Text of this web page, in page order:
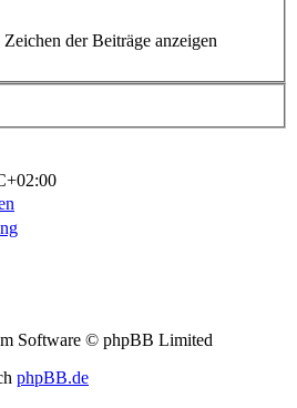
Zeichen der Beiträge anzeigen
Software © phpBB Limited
phpBB.de